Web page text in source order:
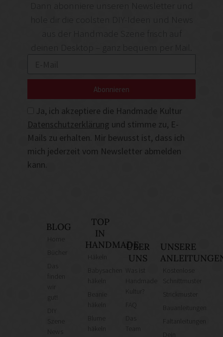
deinen Desktop – ganz bequem per Mail.
Ja, ich akzeptiere die Handmade Kultur
Datenschutzerklärung und stimme zu, E-
Mails zu erhalten. Mir bewusst ist, dass ich
mich jederzeit vom Newsletter abmelden
kann.
Abonnieren
BLOG
finden
gut!
News
TOP
IN
HANDMADE
häkeln
häkeln
ÜBER
UNS
Was ist
Kultur?
Das
Team
UNSERE
Kostenlose
Schnittmuster
Strickmuster
Bauanleitungen
Faltanleitungen